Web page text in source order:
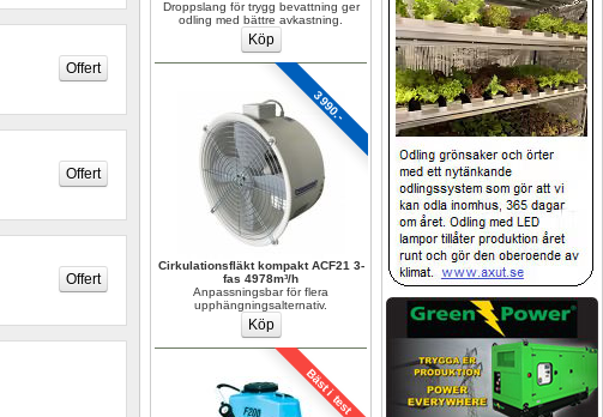
Droppslang för trygg bevattning ger
odling med bättre avkastning.
3990.-
Cirkulationsfläkt kompakt ACF21 3-
fas 4978m³/h
Anpassningsbar för flera
upphängningsalternativ.
Bäst i test